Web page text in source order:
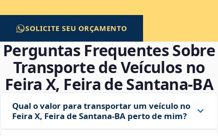
SOLICITE SEU ORÇAMENTO
Perguntas Frequentes Sobre
Transporte de Veículos no
Feira X, Feira de Santana‑BA
Qual o valor para transportar um veículo no
Feira X, Feira de Santana‑BA perto de mim?